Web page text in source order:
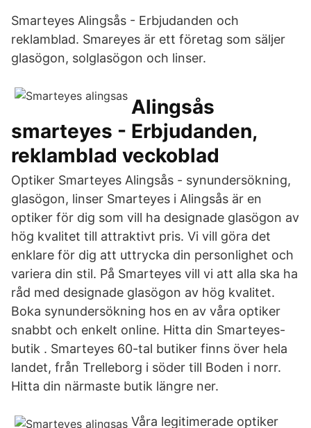
Smarteyes Alingsås - Erbjudanden och
reklamblad. Smareyes är ett företag som säljer
glasögon, solglasögon och linser.
Alingsås
smarteyes - Erbjudanden,
reklamblad veckoblad
Optiker Smarteyes Alingsås - synundersökning,
glasögon, linser Smarteyes i Alingsås är en
optiker för dig som vill ha designade glasögon av
hög kvalitet till attraktivt pris. Vi vill göra det
enklare för dig att uttrycka din personlighet och
variera din stil. På Smarteyes vill vi att alla ska ha
råd med designade glasögon av hög kvalitet.
Boka synundersökning hos en av våra optiker
snabbt och enkelt online. Hitta din Smarteyes-
butik . Smarteyes 60-tal butiker finns över hela
landet, från Trelleborg i söder till Boden i norr.
Hitta din närmaste butik längre ner.
Våra legitimerade optiker